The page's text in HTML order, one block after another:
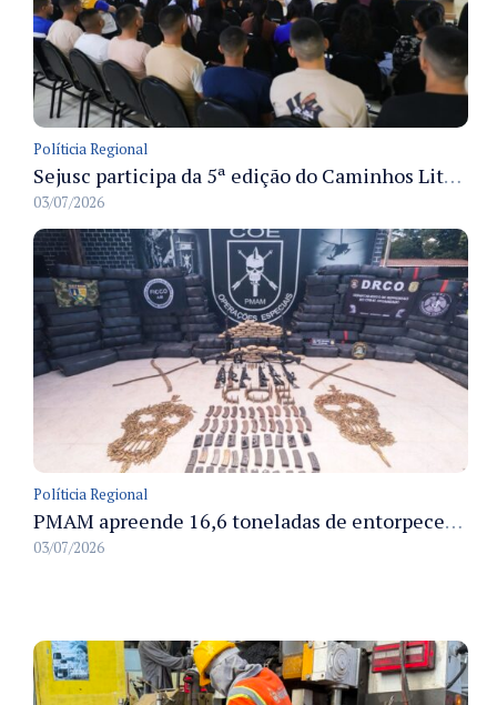
Políticia Regional
Sejusc participa da 5ª edição do Caminhos Literários com foco na cultura hip-hop nas unidades socioeducativas
03/07/2026
Políticia Regional
PMAM apreende 16,6 toneladas de entorpecentes e registra aumento nas prisões em flagrante e nas capturas de foragidos no primeiro semestre de 2026
03/07/2026